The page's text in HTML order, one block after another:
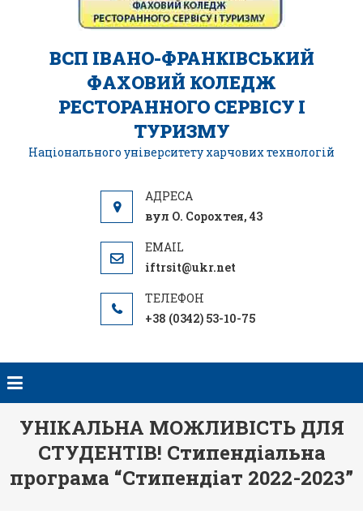
ВСП ІВАНО-ФРАНКІВСЬКИЙ
ФАХОВИЙ КОЛЕДЖ
РЕСТОРАННОГО СЕРВІСУ І
ТУРИЗМУ
Національного університету харчових технологій
вул О. Сорохтея, 43
iftrsit@ukr.net
+38 (0342) 53-10-75
УНІКАЛЬНА МОЖЛИВІСТЬ ДЛЯ
СТУДЕНТІВ! Стипендіальна
програма “Стипендіат 2022-2023”